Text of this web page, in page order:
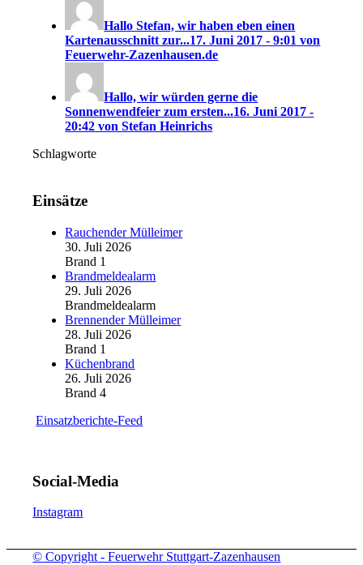
Hallo Stefan, wir haben eben einen
Kartenausschnitt zur...17. Juni 2017 - 9:01 von
Feuerwehr-Zazenhausen.de
Hallo, wir würden gerne die
Sonnenwendfeier zum ersten...16. Juni 2017 -
20:42 von Stefan Heinrichs
Schlagworte
Einsätze
Rauchender Mülleimer
30. Juli 2026
Brand 1
Brandmeldealarm
29. Juli 2026
Brandmeldealarm
Brennender Mülleimer
28. Juli 2026
Brand 1
Küchenbrand
26. Juli 2026
Brand 4
Einsatzberichte-Feed
Social-Media
Instagram
© Copyright - Feuerwehr Stuttgart-Zazenhausen